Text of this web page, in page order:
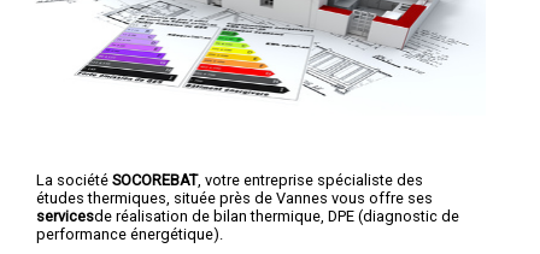
La société SOCOREBAT, votre entreprise spécialiste des
études thermiques, située près de Vannes vous offre ses
servicesde réalisation de bilan thermique, DPE (diagnostic de
performance énergétique).